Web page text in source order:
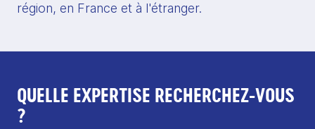
région, en France et à l'étranger.
QUELLE EXPERTISE RECHERCHEZ-VOUS
?